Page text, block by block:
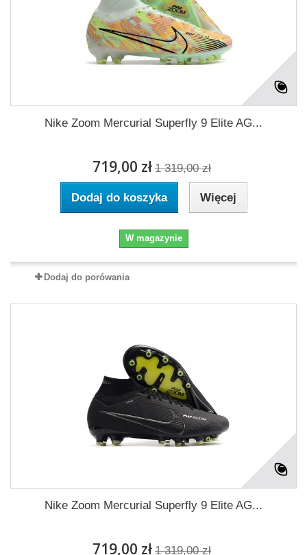
Nike Zoom Mercurial Superfly 9 Elite AG...
719,00 zł 1 319,00 zł
Dodaj do koszyka Więcej
W magazynie
Dodaj do porówania
Nike Zoom Mercurial Superfly 9 Elite AG...
719,00 zł 1 319,00 zł